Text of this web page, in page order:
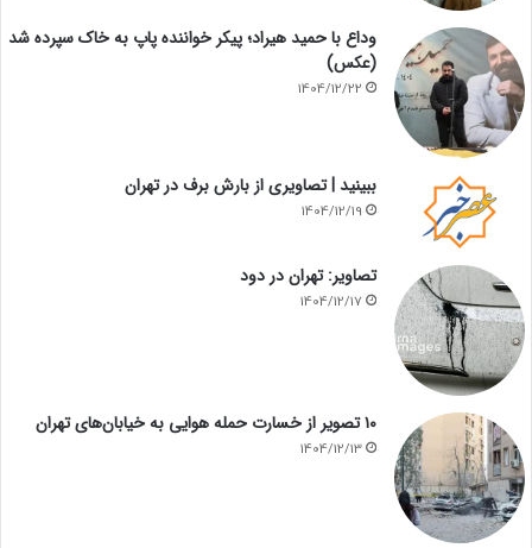
وداع با حمید هیراد؛ پیکر خواننده پاپ به خاک سپرده شد
(عکس)
1404/12/22
ببینید | تصاویری از بارش برف در تهران
1404/12/19
تصاویر: تهران در دود
1404/12/17
۱۰ تصویر از خسارت حمله هوایی به خیابان‌های تهران
1404/12/13